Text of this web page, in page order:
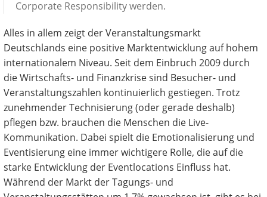
Corporate Responsibility werden.
Alles in allem zeigt der Veranstaltungsmarkt
Deutschlands eine positive Marktentwicklung auf hohem
internationalem Niveau. Seit dem Einbruch 2009 durch
die Wirtschafts- und Finanzkrise sind Besucher- und
Veranstaltungszahlen kontinuierlich gestiegen. Trotz
zunehmender Technisierung (oder gerade deshalb)
pflegen bzw. brauchen die Menschen die Live-
Kommunikation. Dabei spielt die Emotionalisierung und
Eventisierung eine immer wichtigere Rolle, die auf die
starke Entwicklung der Eventlocations Einfluss hat.
Während der Markt der Tagungs- und